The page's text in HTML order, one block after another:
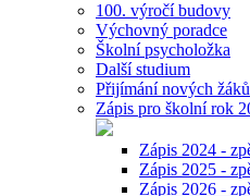
100. výročí budovy
Výchovný poradce
Školní psycholožka
Další studium
Přijímání nových žáků
Zápis pro školní rok
Zápis 2024 -
Zápis 2025 -
Zápis 2026 -